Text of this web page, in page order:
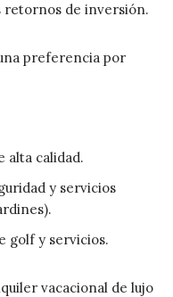
retornos de inversión.
preferencia por
alta calidad.
y servicios
golf y servicios.
vacacional de lujo